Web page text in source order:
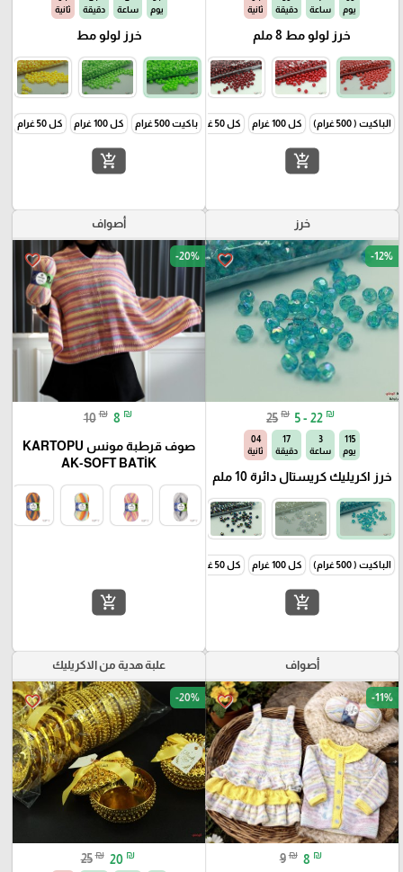
يوم
ساعة
دقيقة
ثانية
خرز لولو مط 8 ملم
الباكيت ( 500 غرام) كل 100 غرام كل 50 غرام
add_shopping_cart
يوم
ساعة
دقيقة
ثانية
خرز لولو مط
باكيت 500 غرام كل 100 غرام كل 50 غرام
add_shopping_cart
خرز
favorite_border -12%
25 ₪ 5 - 22 ₪
115
يوم
3
ساعة
17
دقيقة
03
ثانية
خرز اكريليك كريستال دائرة 10 ملم
الباكيت ( 500 غرام) كل 100 غرام كل 50 غرام
add_shopping_cart
أصواف
favorite_border -20%
10 ₪ 8 ₪
صوف قرطبة مونس KARTOPU
AK-SOFT BATİK
add_shopping_cart
أصواف
favorite_border -11%
9 ₪ 8 ₪
علبة هدية من الاكريليك
favorite_border -20%
25 ₪ 20 ₪